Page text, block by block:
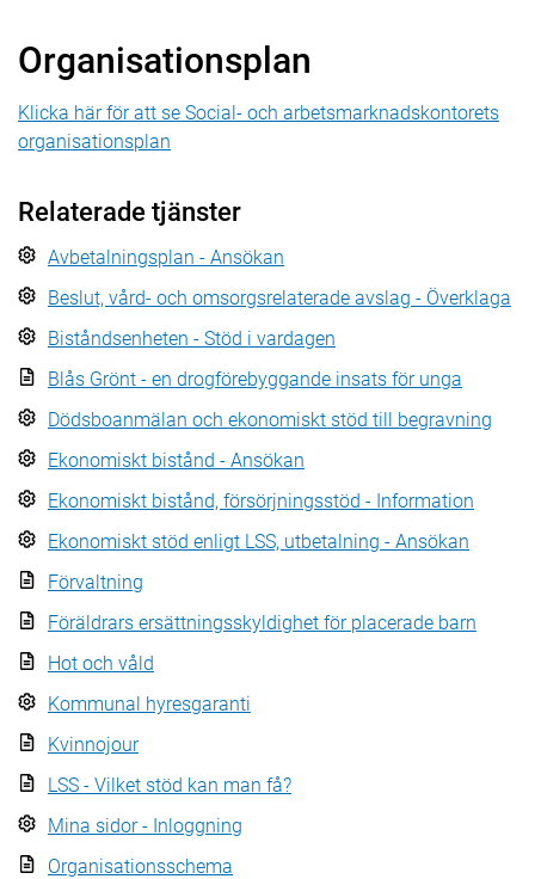
Organisationsplan
Klicka här för att se Social- och arbetsmarknadskontorets
organisationsplan
Relaterade tjänster
Avbetalningsplan - Ansökan
Beslut, vård- och omsorgsrelaterade avslag - Överklaga
Biståndsenheten - Stöd i vardagen
Blås Grönt - en drogförebyggande insats för unga
Dödsboanmälan och ekonomiskt stöd till begravning
Ekonomiskt bistånd - Ansökan
Ekonomiskt bistånd, försörjningsstöd - Information
Ekonomiskt stöd enligt LSS, utbetalning - Ansökan
Förvaltning
Föräldrars ersättningsskyldighet för placerade barn
Hot och våld
Kommunal hyresgaranti
Kvinnojour
LSS - Vilket stöd kan man få?
Mina sidor - Inloggning
Organisationsschema